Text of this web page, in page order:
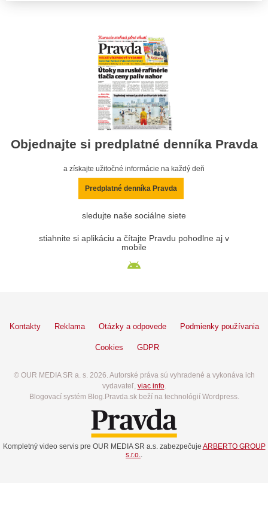
Objednajte si predplatné denníka Pravda
a získajte užitočné informácie na každý deň
Predplatné denníka Pravda
sledujte naše sociálne siete
stiahnite si aplikáciu a čítajte Pravdu pohodlne aj v
mobile
Kontakty Reklama Otázky a odpovede Podmienky používania
Cookies GDPR
© OUR MEDIA SR a. s. 2026. Autorské práva sú vyhradené a vykonáva ich
vydavateľ, viac info.
Blogovací systém Blog.Pravda.sk beží na technológií Wordpress.
Kompletný video servis pre OUR MEDIA SR a.s. zabezpečuje ARBERTO GROUP
s.r.o..